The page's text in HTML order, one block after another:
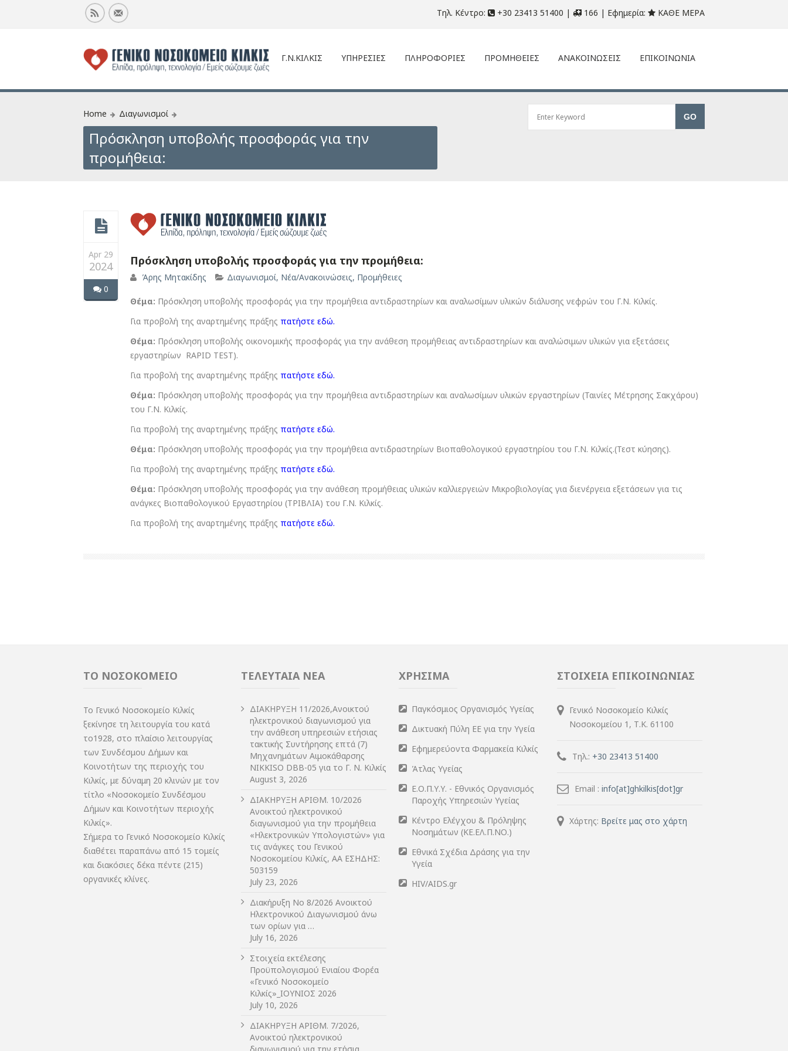
Τηλ. Κέντρο: +30 23413 51400 | 166 | Εφημερία: ΚΑΘΕ ΜΕΡΑ
Γ.Ν.ΚΙΛΚΙΣ ΥΠΗΡΕΣΙΕΣ ΠΛΗΡΟΦΟΡΙΕΣ ΠΡΟΜΗΘΕΙΕΣ ΑΝΑΚΟΙΝΩΣΕΙΣ ΕΠΙΚΟΙΝΩΝΙΑ
Home Διαγωνισμοί
Πρόσκληση υποβολής προσφοράς για την
προμήθεια:
Apr 29
2024
0
Πρόσκληση υποβολής προσφοράς για την προμήθεια:
Άρης Μητακίδης Διαγωνισμοί, Νέα/Ανακοινώσεις, Προμήθειες
Θέμα: Πρόσκληση υποβολής προσφοράς για την προμήθεια αντιδραστηρίων και αναλωσίμων υλικών διάλυσης νεφρών του Γ.Ν. Κιλκίς.
Για προβολή της αναρτημένης πράξης πατήστε εδώ.
Θέμα: Πρόσκληση υποβολής οικονομικής προσφοράς για την ανάθεση προμήθειας αντιδραστηρίων και αναλώσιμων υλικών για εξετάσεις
εργαστηρίων RAPID TEST).
Για προβολή της αναρτημένης πράξης πατήστε εδώ.
Θέμα: Πρόσκληση υποβολής προσφοράς για την προμήθεια αντιδραστηρίων και αναλωσίμων υλικών εργαστηρίων (Ταινίες Μέτρησης Σακχάρου)
του Γ.Ν. Κιλκίς.
Για προβολή της αναρτημένης πράξης πατήστε εδώ.
Θέμα: Πρόσκληση υποβολής προσφοράς για την προμήθεια αντιδραστηρίων Βιοπαθολογικού εργαστηρίου του Γ.Ν. Κιλκίς.(Τεστ κύησης).
Για προβολή της αναρτημένης πράξης πατήστε εδώ.
Θέμα: Πρόσκληση υποβολής προσφοράς για την ανάθεση προμήθειας υλικών καλλιεργειών Μικροβιολογίας για διενέργεια εξετάσεων για τις
ανάγκες Βιοπαθολογικού Εργαστηρίου (ΤΡΙΒΛΙΑ) του Γ.Ν. Κιλκίς.
Για προβολή της αναρτημένης πράξης πατήστε εδώ.
ΤΟ ΝΟΣΟΚΟΜΕΙΟ
Το Γενικό Νοσοκομείο Κιλκίς
ξεκίνησε τη λειτουργία του κατά
το1928, στο πλαίσιο λειτουργίας
των Συνδέσμου Δήμων και
Κοινοτήτων της περιοχής του
Κιλκίς, με δύναμη 20 κλινών με τον
τίτλο «Νοσοκομείο Συνδέσμου
Δήμων και Κοινοτήτων περιοχής
Κιλκίς».
Σήμερα το Γενικό Νοσοκομείο Κιλκίς
διαθέτει παραπάνω από 15 τομείς
και διακόσιες δέκα πέντε (215)
οργανικές κλίνες.
ΤΕΛΕΥΤΑΙΑ ΝΕΑ
ΔIΑΚΗΡΥΞΗ 11/2026,Ανοικτού
ηλεκτρονικού διαγωνισμού για
την ανάθεση υπηρεσιών ετήσιας
τακτικής Συντήρησης επτά (7)
Μηχανημάτων Αιμοκάθαρσης
NIKKISO DBB-05 για το Γ. Ν. Κιλκίς
August 3, 2026
ΔIΑΚΗΡΥΞΗ ΑΡIΘΜ. 10/2026
Ανοικτού ηλεκτρονικού
διαγωνισμού για την προμήθεια
«Ηλεκτρονικών Υπολογιστών» για
τις ανάγκες του Γενικού
Νοσοκομείου Κιλκίς, ΑΑ ΕΣΗΔΗΣ:
503159
July 23, 2026
Διακήρυξη Νο 8/2026 Ανοικτού
Ηλεκτρονικού Διαγωνισμού άνω
των ορίων για …
July 16, 2026
Στοιχεία εκτέλεσης
Προϋπολογισμού Ενιαίου Φορέα
«Γενικό Νοσοκομείο
Κιλκίς»_ΙΟΥΝΙΟΣ 2026
July 10, 2026
ΔIΑΚΗΡΥΞΗ ΑΡIΘΜ. 7/2026,
Ανοικτού ηλεκτρονικού
διαγωνισμού για την ετήσια
ΧΡΗΣΙΜΑ
Παγκόσμιος Οργανισμός Υγείας
Δικτυακή Πύλη ΕΕ για την Υγεία
Εφημερεύοντα Φαρμακεία Κιλκίς
Άτλας Υγείας
Ε.Ο.Π.Υ.Υ. - Εθνικός Οργανισμός
Παροχής Υπηρεσιών Υγείας
Κέντρο Ελέγχου & Πρόληψης
Νοσημάτων (ΚΕ.ΕΛ.Π.ΝΟ.)
Εθνικά Σχέδια Δράσης για την
Υγεία
HIV/AIDS.gr
ΣΤΟΙΧΕΙΑ ΕΠΙΚΟΙΝΩΝΙΑΣ
Γενικό Νοσοκομείο Κιλκίς
Νοσοκομείου 1, Τ.Κ. 61100
Τηλ.: +30 23413 51400
Email : info[at]ghkilkis[dot]gr
Χάρτης: Βρείτε μας στο χάρτη